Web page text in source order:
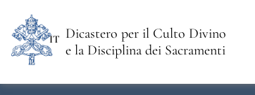
Dicastero per il Culto Divino
e la Disciplina dei Sacramenti
IT